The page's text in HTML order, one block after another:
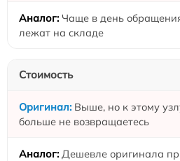
Чаще в день
лежат на складе
Стоимость
Выше, но к этому
больше не возвращаетесь
Дешевле оригинала